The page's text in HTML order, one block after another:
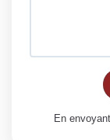
En